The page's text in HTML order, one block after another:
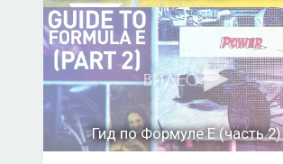
Гид по Формуле Е (часть 2)